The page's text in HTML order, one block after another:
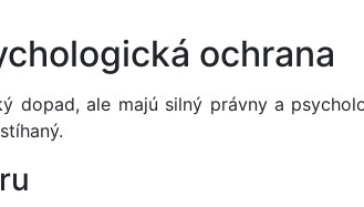
ochrana
dopad, ale majú silný právny a